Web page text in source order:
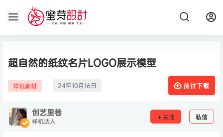
超自然的纸纹名片LOGO展示模型
样机素材 24年10月16日 前往下载
创艺里巷
样机达人 关注 私信